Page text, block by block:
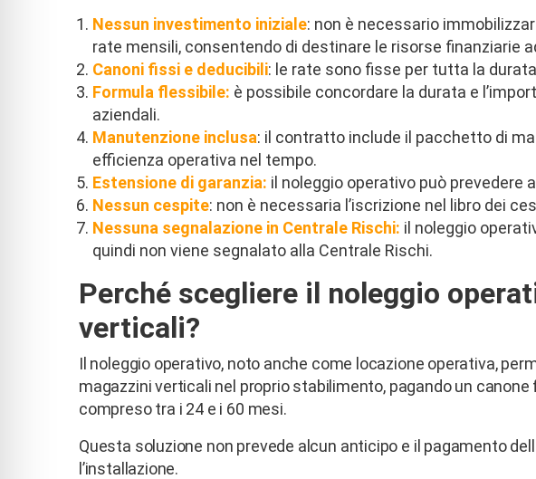
Nessun investimento iniziale: non è necessario
rate mensili, consentendo di destinare le risorse finanziarie
Canoni fissi e deducibili: le rate sono fisse per tutta la
Formula flessibile: è possibile concordare la durata e
aziendali.
Manutenzione inclusa: il contratto include il pacchetto di
efficienza operativa nel tempo.
Estensione di garanzia: il noleggio operativo può prevedere
Nessun cespite: non è necessaria l’iscrizione nel libro dei
Nessuna segnalazione in Centrale Rischi: il noleggio
quindi non viene segnalato alla Centrale Rischi.
Perché scegliere il noleggio
verticali?
Il noleggio operativo, noto anche come locazione operativa,
magazzini verticali nel proprio stabilimento, pagando un
compreso tra i 24 e i 60 mesi.
Questa soluzione non prevede alcun anticipo e il pagamento
l’installazione.